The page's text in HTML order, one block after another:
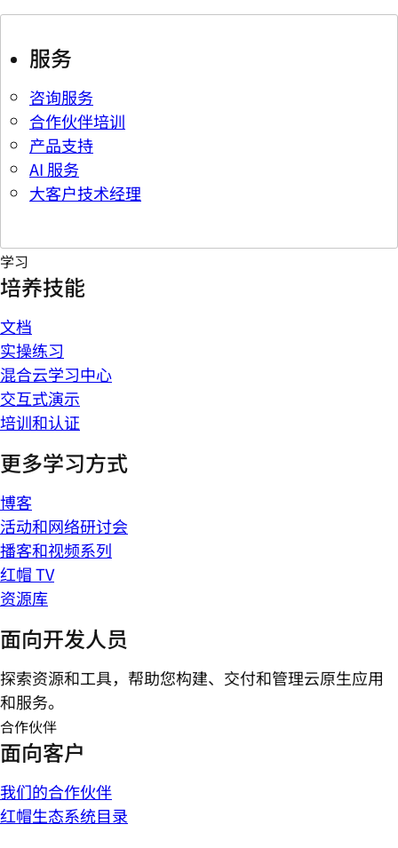
服务
咨询服务
合作伙伴培训
产品支持
AI 服务
大客户技术经理
学习
培养技能
文档
实操练习
混合云学习中心
交互式演示
培训和认证
更多学习方式
博客
活动和网络研讨会
播客和视频系列
红帽 TV
资源库
面向开发人员
探索资源和工具，帮助您构建、交付和管理云原生应用
和服务。
合作伙伴
面向客户
我们的合作伙伴
红帽生态系统目录